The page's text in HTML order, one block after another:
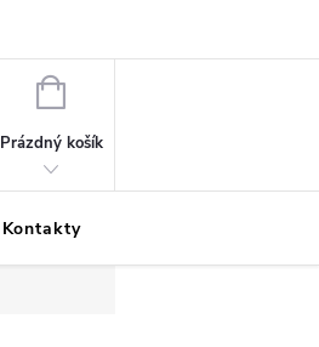
NÁKUPNÍ
Prázdný košík
Kontakty